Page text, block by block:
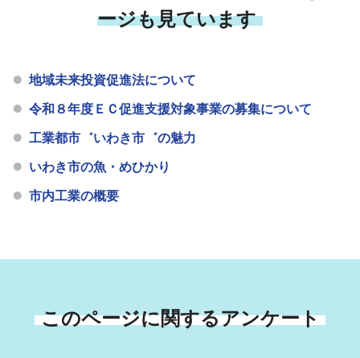
ージも見ています
地域未来投資促進法について
令和８年度ＥＣ促進支援対象事業の募集について
工業都市゛いわき市゛の魅力
いわき市の魚・めひかり
市内工業の概要
このページに関するアンケート